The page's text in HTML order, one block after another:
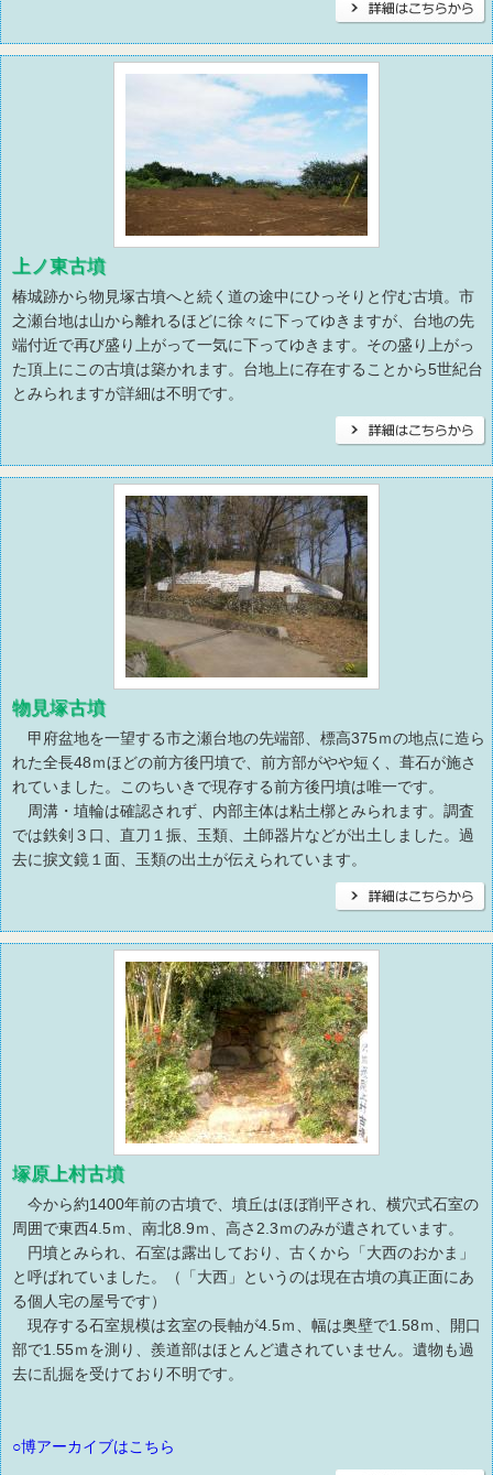
上ノ東古墳
椿城跡から物見塚古墳へと続く道の途中にひっそりと佇む古墳。市
之瀬台地は山から離れるほどに徐々に下ってゆきますが、台地の先
端付近で再び盛り上がって一気に下ってゆきます。その盛り上がっ
た頂上にこの古墳は築かれます。台地上に存在することから5世紀台
とみられますが詳細は不明です。
物見塚古墳
甲府盆地を一望する市之瀬台地の先端部、標高375ｍの地点に造ら
れた全長48ｍほどの前方後円墳で、前方部がやや短く、葺石が施さ
れていました。このちいきで現存する前方後円墳は唯一です。
周溝・埴輪は確認されず、内部主体は粘土槨とみられます。調査
では鉄剣３口、直刀１振、玉類、土師器片などが出土しました。過
去に捩文鏡１面、玉類の出土が伝えられています。
塚原上村古墳
今から約1400年前の古墳で、墳丘はほぼ削平され、横穴式石室の
周囲で東西4.5ｍ、南北8.9ｍ、高さ2.3ｍのみが遺されています。
円墳とみられ、石室は露出しており、古くから「大西のおかま」
と呼ばれていました。（「大西」というのは現在古墳の真正面にあ
る個人宅の屋号です）
現存する石室規模は玄室の長軸が4.5ｍ、幅は奥壁で1.58ｍ、開口
部で1.55ｍを測り、羨道部はほとんど遺されていません。遺物も過
去に乱掘を受けており不明です。
○博アーカイブはこちら